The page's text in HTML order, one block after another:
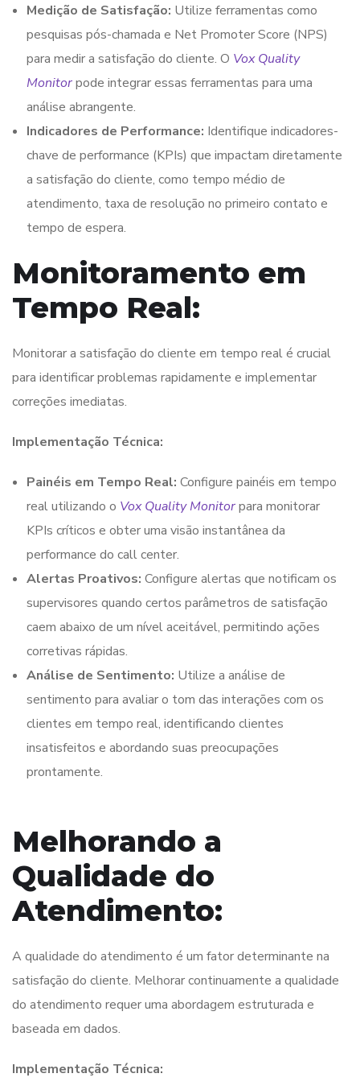
Medição de Satisfação: Utilize ferramentas como
pesquisas pós-chamada e Net Promoter Score (NPS)
para medir a satisfação do cliente. O Vox Quality
Monitorpode integrar essas ferramentas para uma
análise abrangente.
Indicadores de Performance: Identifique indicadores-
chave de performance (KPIs) que impactam diretamente
a satisfação do cliente, como tempo médio de
atendimento, taxa de resolução no primeiro contato e
tempo de espera.
Monitoramento em
Tempo Real:
Monitorar a satisfação do cliente em tempo real é crucial
para identificar problemas rapidamente e implementar
correções imediatas.
Implementação Técnica:
Painéis em Tempo Real: Configure painéis em tempo
real utilizando o Vox Quality Monitorpara monitorar
KPIs críticos e obter uma visão instantânea da
performance do call center.
Alertas Proativos: Configure alertas que notificam os
supervisores quando certos parâmetros de satisfação
caem abaixo de um nível aceitável, permitindo ações
corretivas rápidas.
Análise de Sentimento: Utilize a análise de
sentimento para avaliar o tom das interações com os
clientes em tempo real, identificando clientes
insatisfeitos e abordando suas preocupações
prontamente.
Melhorando a
Qualidade do
Atendimento:
A qualidade do atendimento é um fator determinante na
satisfação do cliente. Melhorar continuamente a qualidade
do atendimento requer uma abordagem estruturada e
baseada em dados.
Implementação Técnica: